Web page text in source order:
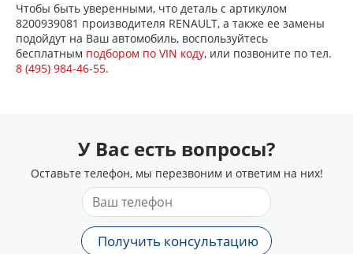
Чтобы быть уверенными, что деталь с артикулом
8200939081 производителя RENAULT, а также ее замены
подойдут на Ваш автомобиль, воспользуйтесь
бесплатным подбором по VIN коду, или позвоните по тел.
8 (495) 984-46-55.
У Вас есть вопросы?
Оставьте телефон, мы перезвоним и ответим на них!
Получить консультацию